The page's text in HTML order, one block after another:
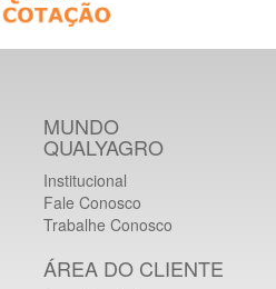
MUNDO
QUALYAGRO
Institucional
Fale Conosco
Trabalhe Conosco
ÁREA DO CLIENTE